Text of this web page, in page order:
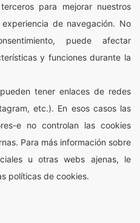
para mejorar nuestros
de navegación. No
puede afectar
y funciones durante la
tener enlaces de redes
etc.). En esos casos las
e no controlan las cookies
Para más información sobre
u otras webs ajenas, le
políticas de cookies.